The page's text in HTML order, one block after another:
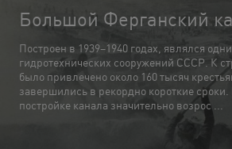
Большой Ферганский
Построен в 1939–1940 годах, являлся
гидротехнических сооружений СССР. К
было привлечено около 160 тысяч
завершились в рекордно короткие сроки.
постройке канала значительно возрос ...